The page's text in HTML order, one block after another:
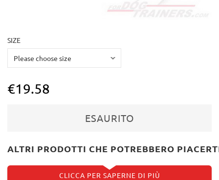
SIZE
€19.58
ESAURITO
ALTRI PRODOTTI CHE POTREBBERO
CLICCA PER SAPERNE DI PIÙ